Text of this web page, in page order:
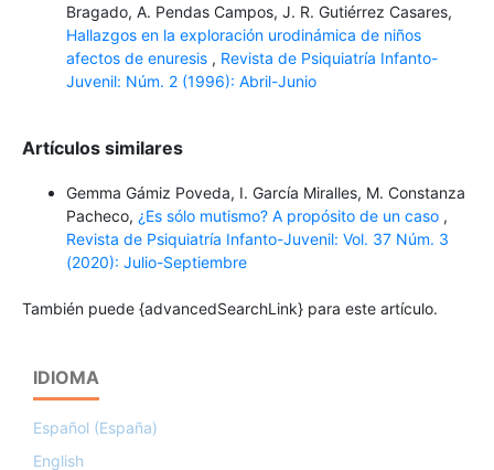
Bragado, A. Pendas Campos, J. R. Gutiérrez Casares,
Hallazgos en la exploración urodinámica de niños
afectos de enuresis , Revista de Psiquiatría Infanto-
Juvenil: Núm. 2 (1996): Abril-Junio
Artículos similares
Gemma Gámiz Poveda, I. García Miralles, M. Constanza
Pacheco, ¿Es sólo mutismo? A propósito de un caso ,
Revista de Psiquiatría Infanto-Juvenil: Vol. 37 Núm. 3
(2020): Julio-Septiembre
También puede {advancedSearchLink} para este artículo.
IDIOMA
Español (España)
English